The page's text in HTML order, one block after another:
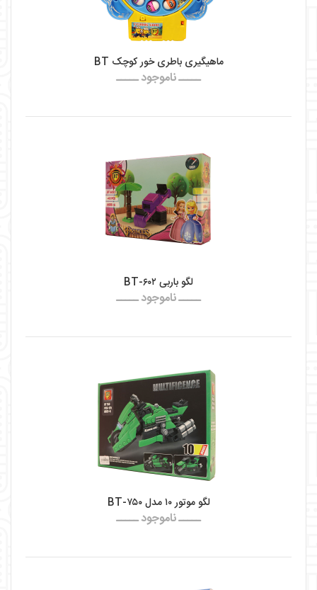
ماهیگیری باطری خور کوچک BT
ـــــ ناموجود ـــــ
لگو باربی BT-۶۰۲
ـــــ ناموجود ـــــ
لگو موتور ۱۰ مدل BT-۷۵۰
ـــــ ناموجود ـــــ